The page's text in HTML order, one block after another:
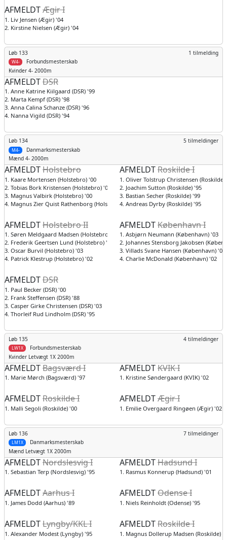
AFMELDTÆgir I
1. Liv Jensen (Ægir) '04
2. Kirstine Nielsen (Ægir) '04
Løb 133
Forbundsmesterskab
1 tilmelding
W4-
Kvinder 4- 2000m
AFMELDTDSR
1. Anne Katrine Kiilgaard (DSR) '99
2. Marta Kempf (DSR) '98
3. Anna Calina Schanze (DSR) '96
4. Nanna Vigild (DSR) '94
Løb 134
Danmarksmesterskab
5 tilmeldinger
M4-
Mænd 4- 2000m
AFMELDTHolstebro
1. Kaare Mortensen (Holstebro) '00
2. Tobias Bork Kristensen (Holstebro) '03
3. Magnus Valbirk (Holstebro) '00
4. Magnus Zier Quist Rathenborg (Holstebro) '99
AFMELDTRoskilde I
1. Oliver Tolstrup Christensen (Roskilde)
2. Joachim Sutton (Roskilde) '95
3. Bastian Secher (Roskilde) '99
4. Andreas Dyrby (Roskilde) '95
AFMELDTHolstebro II
1. Søren Meldgaard Madsen (Holstebro) '02
2. Frederik Geertsen Lund (Holstebro) '01
3. Oscar Burvil (Holstebro) '03
4. Patrick Klestrup (Holstebro) '02
AFMELDTKøbenhavn I
1. Asbjørn Neumann (København) '03
2. Johannes Stensborg Jakobsen
3. Villads Svane Hansen (København) '04
4. Charlie McDonald (København) '02
AFMELDTDSR
1. Paul Becker (DSR) '00
2. Frank Steffensen (DSR) '88
3. Casper Girke Christensen (DSR) '03
4. Thorleif Rud Lindholm (DSR) '95
Løb 135
Forbundsmesterskab
4 tilmeldinger
LW1X
Kvinder Letvægt 1X 2000m
AFMELDTBagsværd I
1. Marie Mørch (Bagsværd) '97
AFMELDTKVIK I
1. Kristine Søndergaard (KVIK) '02
AFMELDTRoskilde I
1. Malli Segoli (Roskilde) '00
AFMELDTÆgir I
1. Emilie Overgaard Ringøen (Ægir) '02
Løb 136
Danmarksmesterskab
7 tilmeldinger
LM1X
Mænd Letvægt 1X 2000m
AFMELDTNordslesvig I
1. Sebastian Terp (Nordslesvig) '95
AFMELDTHadsund I
1. Rasmus Konnerup (Hadsund) '01
AFMELDTAarhus I
1. James Dodd (Aarhus) '89
AFMELDTOdense I
1. Niels Reinholdt (Odense) '95
AFMELDTLyngby/KKL I
1. Alexander Modest (Lyngby) '95
AFMELDTRoskilde I
1. Magnus Dollerup Madsen (Roskilde)